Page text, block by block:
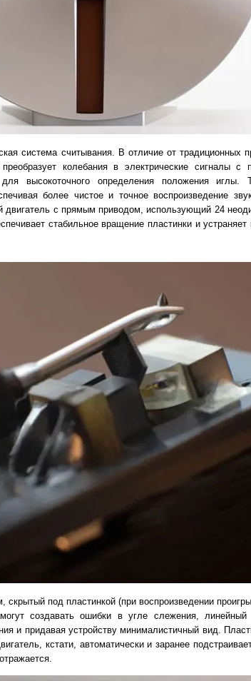
система считывания. В отличие от традиционных
колебания в электрические сигналы с
высокоточного определения положения иглы.
более чистое и точное воспроизведение
двигатель с прямым приводом, использующий 24
стабильное вращение пластинки и
под пластинкой (при воспроизведении
создавать ошибки в угле слежения, линейный
и придавая устройству минималистичный вид.
кстати, автоматически и заранее